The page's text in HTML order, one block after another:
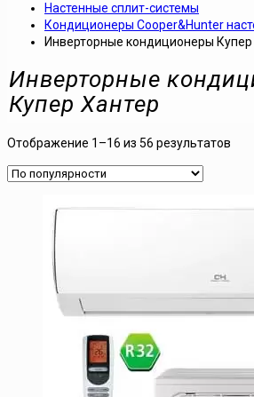
Настенные сплит-системы
Кондиционеры Cooper&Hunter
Инверторные кондиционеры Купер
Инверторные
Купер Хантер
Отображение 1–16 из 56 результатов